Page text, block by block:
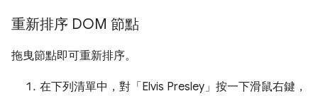
重新排序 DOM 節點
拖曳節點即可重新排序。
在下列清單中，對「Elvis Presley」 按一下滑鼠右鍵，